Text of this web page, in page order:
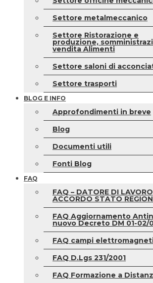
Settore metalmeccanico
Settore Ristorazione e
produzione,
vendita Alimenti
Settore saloni di
Settore trasporti
BLOG E INFO
Approfondimenti in breve
Blog
Documenti utili
Fonti Blog
FAQ
FAQ – DATORE DI LAVORO
ACCORDO STATO
FAQ Aggiornamento
nuovo Decreto DM 01-02/
FAQ campi
FAQ D.Lgs 231/2001
FAQ Formazione a